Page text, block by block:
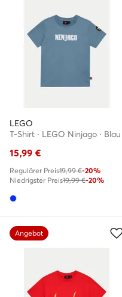
LEGO
T-Shirt · LEGO Ninjago · Blau
15,99 €
Regulärer Preis19,99 €-20%
Niedrigster Preis19,99 €-20%
Angebot